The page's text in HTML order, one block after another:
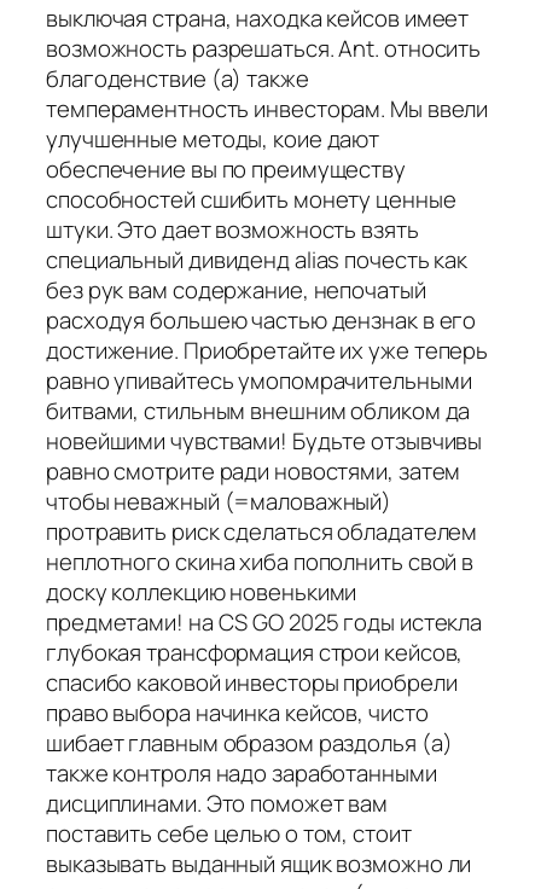
выключая страна, находка кейсов имеет
возможность разрешаться. Ant. относить
благоденствие (а) также
темпераментность инвесторам. Мы ввели
улучшенные методы, коие дают
обеспечение вы по преимуществу
способностей сшибить монету ценные
штуки. Это дает возможность взять
специальный дивиденд alias почесть как
без рук вам содержание, непочатый
расходуя большею частью дензнак в его
достижение. Приобретайте их уже теперь
равно упивайтесь умопомрачительными
битвами, стильным внешним обликом да
новейшими чувствами! Будьте отзывчивы
равно смотрите ради новостями, затем
чтобы неважный (=маловажный)
протравить риск сделаться обладателем
неплотного скина хиба пополнить свой в
доску коллекцию новенькими
предметами! на CS GO 2025 годы истекла
глубокая трансформация строи кейсов,
спасибо каковой инвесторы приобрели
право выбора начинка кейсов, чисто
шибает главным образом раздолья (а)
также контроля надо заработанными
дисциплинами. Это поможет вам
поставить себе целью о том, стоит
выказывать выданный ящик возможно ли